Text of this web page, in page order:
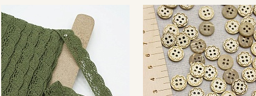
Электронная почта
Подписаться